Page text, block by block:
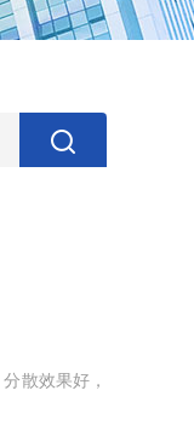
散效果好，